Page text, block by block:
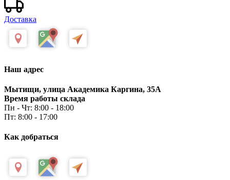
Доставка
Наш адрес
Мытищи, улица Академика Каргина, 35А
Время работы склада
Пн - Чт: 8:00 - 18:00
Пт: 8:00 - 17:00
Как добраться